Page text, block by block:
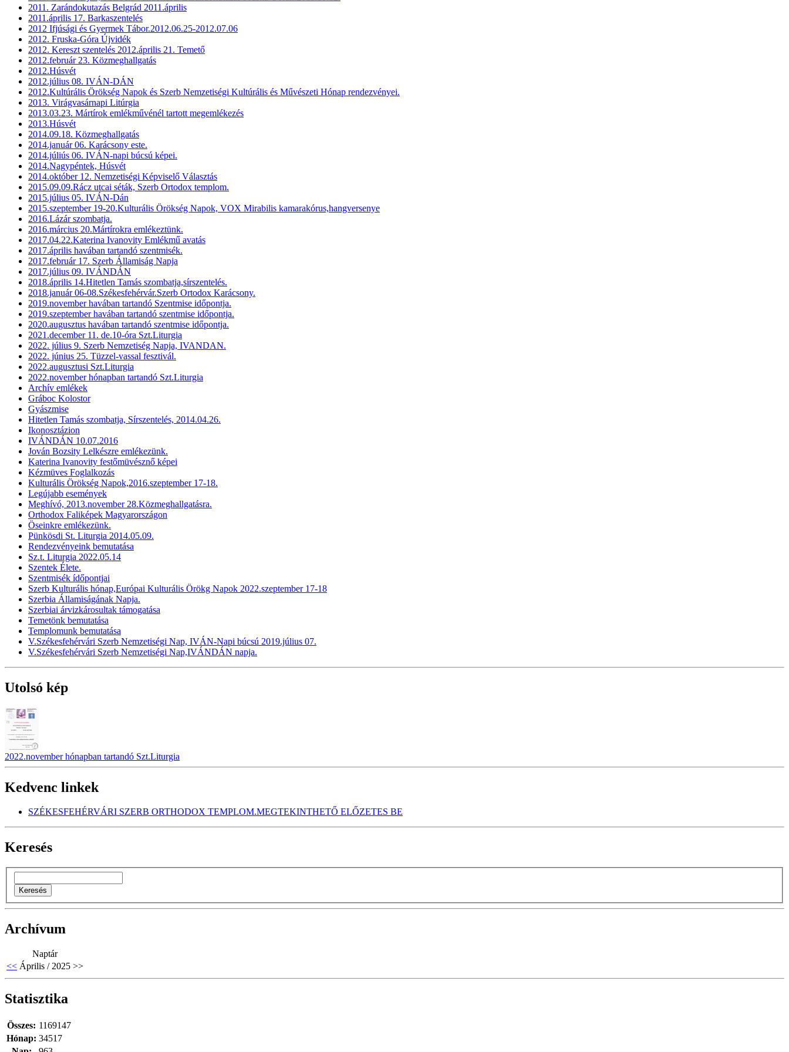
2011. Zarándokutazás Belgrád 2011.április
2011.április 17. Barkaszentelés
2012 Ifjúsági és Gyermek Tábor.2012.06.25-2012.07.06
2012. Fruska-Góra Újvidék
2012. Kereszt szentelés 2012.április 21. Temető
2012.február 23. Közmeghallgatás
2012.Húsvét
2012.július 08. IVÁN-DÁN
2012.Kultúrális Örökség Napok és Szerb Nemzetiségi Kultúrális és Művészeti Hónap rendezvényei.
2013. Virágvasárnapi Litúrgia
2013.03.23. Mártírok emlékművénél tartott megemlékezés
2013.Húsvét
2014.09.18. Közmeghallgatás
2014.január 06. Karácsony este.
2014.júliús 06. IVÁN-napi búcsú képei.
2014.Nagypéntek, Húsvét
2014.október 12. Nemzetiségi Képviselő Választás
2015.09.09.Rácz utcai séták, Szerb Ortodox templom.
2015.július 05. IVÁN-Dán
2015.szeptember 19-20.Kulturális Örökség Napok, VOX Mirabilis kamarakórus,hangversenye
2016.Lázár szombatja.
2016.március 20.Mártírokra emlékeztünk.
2017.04.22.Katerina Ivanovity Emlékmű avatás
2017.április havában tartandó szentmisék.
2017.február 17. Szerb Államiság Napja
2017.július 09. IVÁNDÁN
2018.április 14.Hitetlen Tamás szombatja,sírszentelés.
2018.január 06-08.Székesfehérvár.Szerb Ortodox Karácsony.
2019.november havában tartandó Szentmise időpontja.
2019.szeptember havában tartandó szentmise időpontja.
2020.augusztus havában tartandó szentmise időpontja.
2021.december 11. de.10-óra Szt.Liturgia
2022. július 9. Szerb Nemzetiség Napja, IVANDAN.
2022. június 25. Tüzzel-vassal fesztivál.
2022.augusztusi Szt.Liturgia
2022.november hónapban tartandó Szt.Liturgia
Archív emlékek
Gráboc Kolostor
Gyászmise
Hitetlen Tamás szombatja, Sírszentelés, 2014.04.26.
Ikonosztázion
IVÁNDÁN 10.07.2016
Jován Bozsity Lelkészre emlékezünk.
Katerina Ivanovity festőmüvésznő képei
Kézmüves Foglalkozás
Kulturális Örökség Napok,2016.szeptember 17-18.
Legújabb események
Meghívó, 2013.november 28.Közmeghallgatásra.
Orthodox Faliképek Magyarországon
Öseinkre emlékezünk.
Pünkösdi St. Liturgia 2014.05.09.
Rendezvényeink bemutatása
Sz.t. Liturgia 2022.05.14
Szentek Élete.
Szentmisék ídőpontjai
Szerb Kulturális hónap,Európai Kulturális Örökg Napok 2022.szeptember 17-18
Szerbia Államiságának Napja.
Szerbiai árvizkárosultak támogatása
Temetönk bemutatása
Templomunk bemutatása
V.Székesfehérvári Szerb Nemzetiségi Nap, IVÁN-Napi búcsú 2019.július 07.
V.Székesfehérvári Szerb Nemzetiségi Nap,IVÁNDÁN napja.
Utolsó kép
2022.november hónapban tartandó Szt.Liturgia
Kedvenc linkek
SZÉKESFEHÉRVÁRI SZERB ORTHODOX TEMPLOM.MEGTEKINTHETŐ ELŐZETES BE
Keresés
Archívum
Naptár
<< Április / 2025 >>
Statisztika
Összes: 1169147
Hónap: 34517